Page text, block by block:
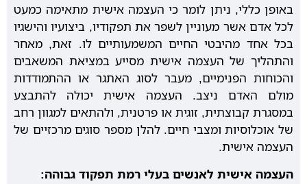
באופן כללי, ניתן לומר כי העצמה אישית מתאימה כמעט
לכל אדם אשר מעוניין לשפר את תפקודיו, ביצועיו והישגיו
בכל אחד מהיבטי החיים המשמעותיים לו. זאת, מאחר
והתהליך של העצמה אישית מסייע במציאת המשאבים
והכוחות הפנימיים, מעבר לסוג האתגר או ההתמודדות
מולם האדם ניצב. העצמה אישית יכולה להתבצע
במסגרת קבוצתית, זוגית או פרטנית, ולהתאים למגוון רחב
של אוכלוסיות ומצבי חיים. להלן מספר סוגים מרכזיים של
העצמה אישית.
העצמה אישית לאנשים בעלי רמת תפקוד גבוהה: